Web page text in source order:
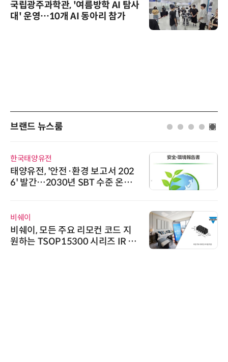
국립광주과학관, '여름방학 AI 탐사
대' 운영…10개 AI 동아리 참가
브랜드 뉴스룸
한국태양유전
태양유전, '안전·환경 보고서 202
6' 발간…2030년 SBT 수준 온실
비쉐이
비쉐이, 모든 주요 리모컨 코드 지
원하는 TSOP15300 시리즈 IR 수